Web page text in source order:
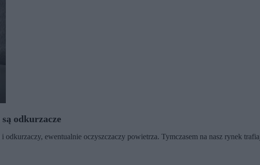
odkurzacze
ewentualnie oczyszczaczy powietrza. Tymczasem na nasz rynek